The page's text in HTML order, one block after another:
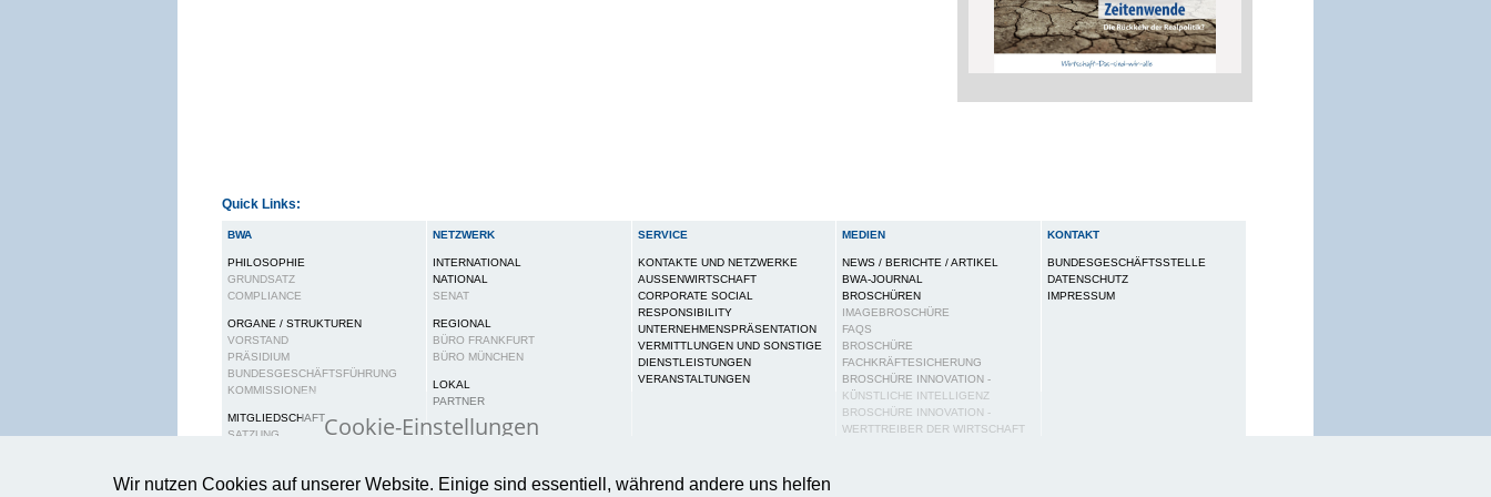
Quick Links:
BWA
PHILOSOPHIE
GRUNDSATZ
COMPLIANCE
ORGANE / STRUKTUREN
VORSTAND
PRÄSIDIUM
BUNDESGESCHÄFTSFÜHRUNG
KOMMISSIONEN
MITGLIEDSCHAFT
SATZUNG
NETZWERK
INTERNATIONAL
NATIONAL
SENAT
REGIONAL
BÜRO FRANKFURT
BÜRO MÜNCHEN
LOKAL
PARTNER
SERVICE
KONTAKTE UND NETZWERKE
AUSSENWIRTSCHAFT
CORPORATE SOCIAL
RESPONSIBILITY
UNTERNEHMENSPRÄSENTATION
VERMITTLUNGEN UND SONSTIGE
DIENSTLEISTUNGEN
VERANSTALTUNGEN
MEDIEN
NEWS / BERICHTE / ARTIKEL
BWA-JOURNAL
BROSCHÜREN
IMAGEBROSCHÜRE
FAQS
BROSCHÜRE
FACHKRÄFTESICHERUNG
BROSCHÜRE INNOVATION -
KÜNSTLICHE INTELLIGENZ
BROSCHÜRE INNOVATION -
WERTTREIBER DER WIRTSCHAFT
KONTAKT
BUNDESGESCHÄFTSSTELLE
DATENSCHUTZ
IMPRESSUM
Wir nutzen Cookies auf unserer Website. Einige sind essentiell, während andere uns helfen
Cookie-Einstellungen
Wir verwenden Cookies auf dieser Webseite, um Ihnen ein bestmögliches Nutzungserlebnis zu
gewährleisten.Weitere Informationen